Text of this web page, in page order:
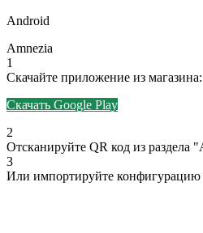
Android
Amnezia
1
Скачайте приложение из магазина:
Скачать Google Play
2
Отсканируйте QR код из раздела
3
Или импортируйте